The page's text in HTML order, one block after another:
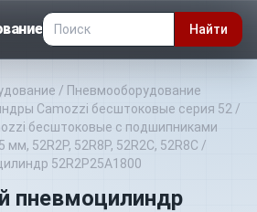
Найти
/ Пневмооборудование
Camozzi бесштоковые серия 52 /
бесштоковые с подшипниками
мм, 52R2P, 52R8P, 52R2C, 52R8C /
52R2P25A1800
пневмоцилиндр